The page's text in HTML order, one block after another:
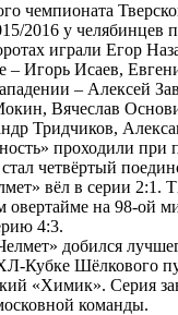
чемпионата
2016 у челябинцев
играли Егор
– Игорь Исаев,
– Алексей
Вячеслав
Тридчиков,
проходили при
четвёртый
вёл в серии 2:1.
овертайме на 98-ой
4:3.
добился
Кубке Шёлкового
«Химик». Серия
команды.